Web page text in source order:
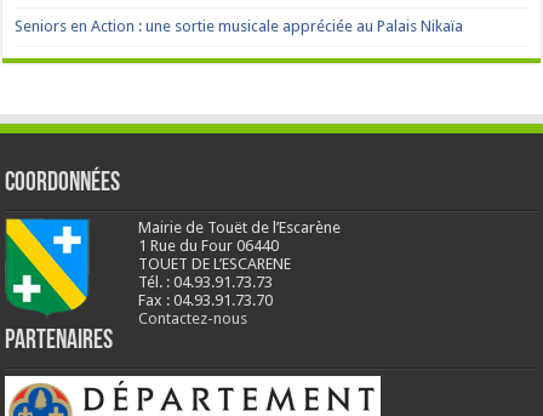
Seniors en Action : une sortie musicale appréciée au Palais Nikaïa
Coordonnées
Mairie de Touët de l’Escarène
1 Rue du Four 06440
TOUET DE L’ESCARENE
Tél. : 04.93.91.73.73
Fax : 04.93.91.73.70
Contactez-nous
Partenaires